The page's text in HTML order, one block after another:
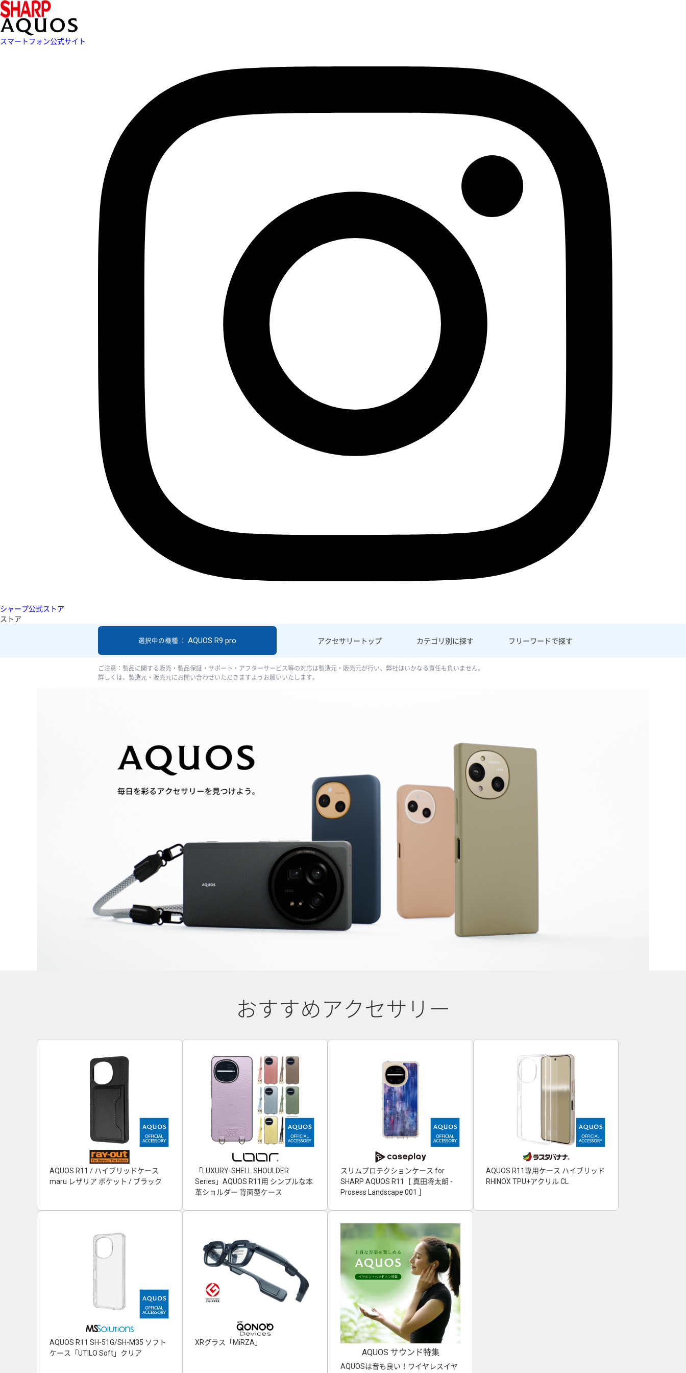
スマートフォン公式サイト
シャープ公式ストア
ストア
アクセサリー トップ カテゴリ別に探す フリーワードで探す
選択中の機種 ： AQUOS R9 pro
ご注意：製品に関する販売・製品保証・サポート・アフターサービス等の対応は製造元・販売元が行い、弊社はいかなる責任も負いません。
詳しくは、製造元・販売元にお問い合わせいただきますようお願いいたします。
おすすめアクセサリー
AQUOS R11 / ハイブリッドケース
maru レザリア ポケット / ブラック
「LUXURY-SHELL SHOULDER
Series」AQUOS R11用 シンプルな本
革ショルダー 背面型ケース
スリムプロテクションケース for
SHARP AQUOS R11［ 真田将太朗 -
Prosess Landscape 001 ］
AQUOS R11専用ケース ハイブリッド
RHINOX TPU+アクリル CL
AQUOS R11 SH-51G/SH-M35 ソフト
ケース「UTILO Soft」クリア
XRグラス「MiRZA」
AQUOS サウンド特集
AQUOSは音も良い！ワイヤレスイヤ